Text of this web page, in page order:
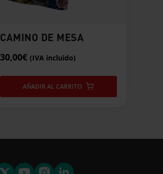
CAMINO DE MESA
30,00€ (IVA incluido)
AÑADIR AL CARRITO